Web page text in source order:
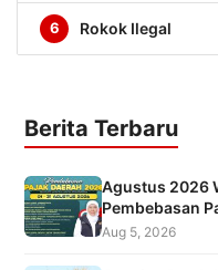
6 Rokok Ilegal
Berita Terbaru
Agustus 2026
Pembebasan
Aug 5, 2026